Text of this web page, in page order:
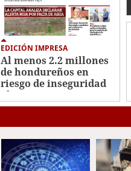
EDICIÓN IMPRESA
Al menos 2.2 millones
de hondureños en
riesgo de inseguridad
alimentaria